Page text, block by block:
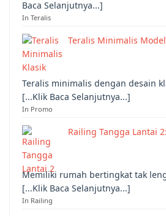
Baca Selanjutnya...]
In Teralis
Teralis Minimalis
Teralis minimalis dengan desain
[...Klik Baca Selanjutnya...]
In Promo
Railing Tangga Lantai
Memiliki rumah bertingkat tak
[...Klik Baca Selanjutnya...]
In Railing